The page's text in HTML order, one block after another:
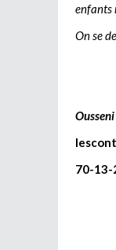
enfants
On se
70-13-